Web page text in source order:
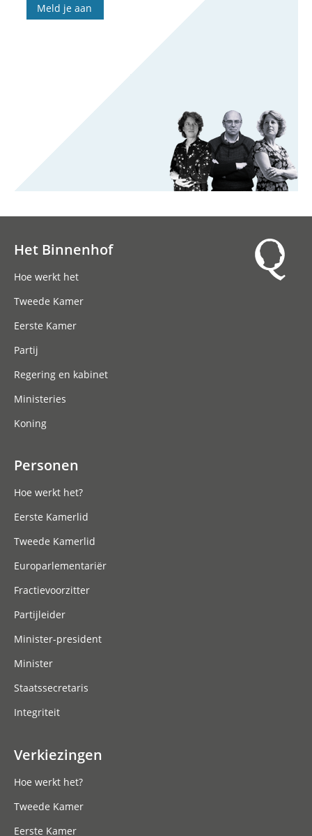
Meld je aan
Het Binnenhof
Hoe werkt het
Tweede Kamer
Eerste Kamer
Partij
Regering en kabinet
Ministeries
Koning
Personen
Hoe werkt het?
Eerste Kamerlid
Tweede Kamerlid
Europarlementariër
Fractievoorzitter
Partijleider
Minister-president
Minister
Staatssecretaris
Integriteit
Verkiezingen
Hoe werkt het?
Tweede Kamer
Eerste Kamer